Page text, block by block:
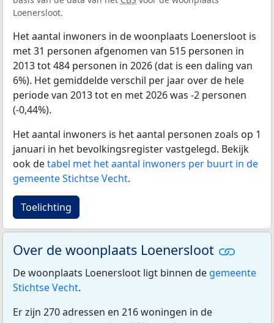
Loenersloot.
Het aantal inwoners in de woonplaats Loenersloot is
met 31 personen afgenomen van 515 personen in
2013 tot 484 personen in 2026 (dat is een daling van
6%). Het gemiddelde verschil per jaar over de hele
periode van 2013 tot en met 2026 was -2 personen
(-0,44%).
Het aantal inwoners is het aantal personen zoals op 1
januari in het bevolkingsregister vastgelegd. Bekijk
ook detabel met het aantal inwoners per buurt in de
gemeente Stichtse Vecht.
Toelichting
Over de woonplaats Loenersloot
De woonplaats Loenersloot ligt binnen de gemeente
Stichtse Vecht.
Er zijn 270 adressen en 216 woningen in de